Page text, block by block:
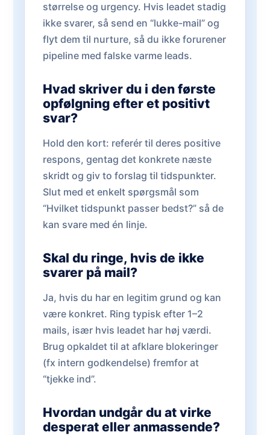
størrelse og urgency. Hvis leadet stadig
ikke svarer, så send en “lukke-mail” og
flyt dem til nurture, så du ikke forurener
pipeline med falske varme leads.
Hvad skriver du i den første
opfølgning efter et positivt
svar?
Hold den kort: referér til deres positive
respons, gentag det konkrete næste
skridt og giv to forslag til tidspunkter.
Slut med et enkelt spørgsmål som
“Hvilket tidspunkt passer bedst?” så de
kan svare med én linje.
Skal du ringe, hvis de ikke
svarer på mail?
Ja, hvis du har en legitim grund og kan
være konkret. Ring typisk efter 1–2
mails, især hvis leadet har høj værdi.
Brug opkaldet til at afklare blokeringer
(fx intern godkendelse) fremfor at
“tjekke ind”.
Hvordan undgår du at virke
desperat eller anmassende?